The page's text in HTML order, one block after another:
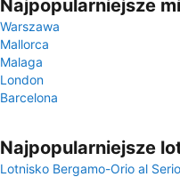
Najpopularniejsze
Warszawa
Mallorca
Malaga
London
Barcelona
Najpopularniejsze
Lotnisko Bergamo-Orio al Serio